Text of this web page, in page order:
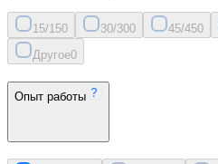
15/150 30/300 45/450
Другое0
Опыт работы